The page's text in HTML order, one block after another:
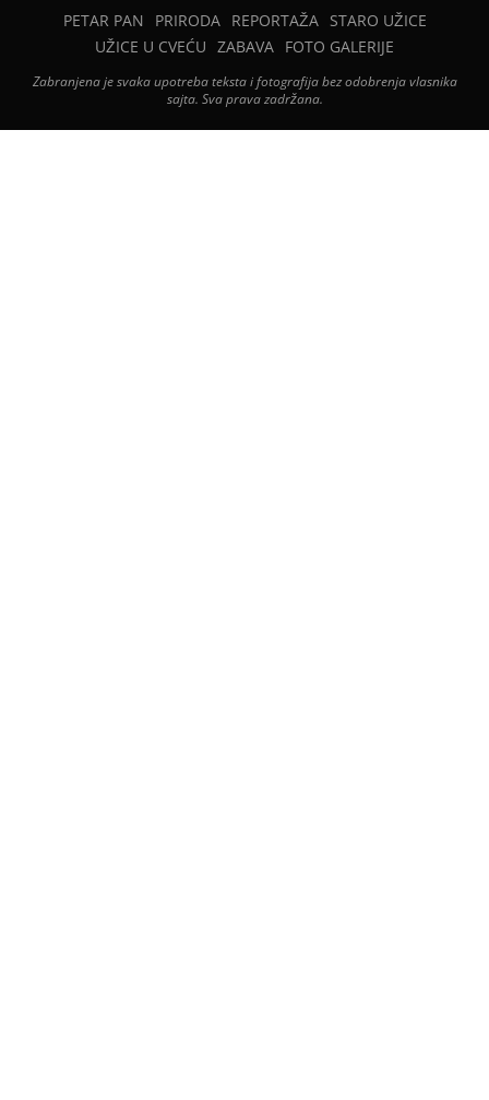
PETAR PAN PRIRODA REPORTAŽA
STARO UŽICE
UŽICE U CVEĆU ZABAVA FOTO GALERIJE
Zabranjena je svaka upotreba teksta i fotografija bez odobrenja vlasnika
sajta. Sva prava zadržana.